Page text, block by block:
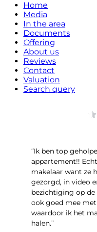
Home
Media
In the area
Documents
Offering
About us
Reviews
Contact
Valuation
Search query
“Ik ben top
appartement!!
makelaar want ze
gezorgd, in video
bezichtiging op de
ook goed mee
waardoor ik het
halen.”